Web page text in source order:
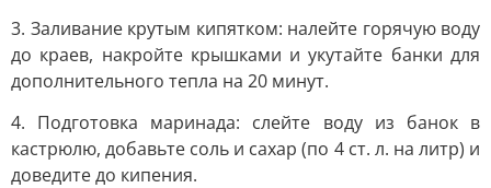
3. Заливание крутым кипятком: налейте горячую воду
до краев, накройте крышками и укутайте банки для
дополнительного тепла на 20 минут.
4. Подготовка маринада: слейте воду из банок в
кастрюлю, добавьте соль и сахар (по 4 ст. л. на литр) и
доведите до кипения.